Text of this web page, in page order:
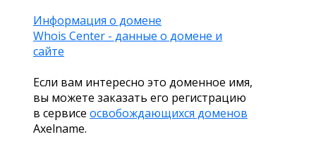
Информация о домене
Whois Center - данные о домене и
сайте
Если вам интересно это доменное имя,
вы можете заказать его регистрацию
в сервисе освобождающихся доменов
Axelname.